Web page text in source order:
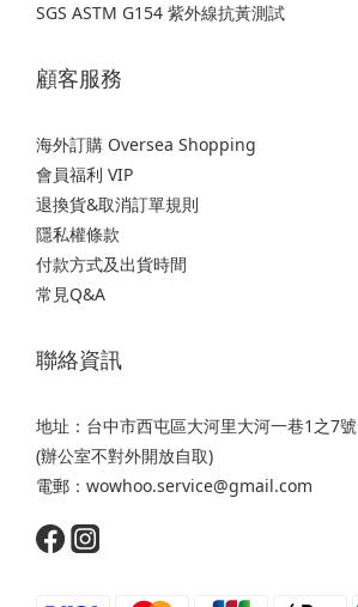
SGS ASTM G154 紫外線抗黃測試
顧客服務
海外訂購 Oversea Shopping
會員福利 VIP
退換貨&取消訂單規則
隱私權條款
付款方式及出貨時間
常見Q&A
聯絡資訊
地址：台中市西屯區大河里大河一巷1之7號
(辦公室不對外開放自取)
電郵：wowhoo.service@gmail.com